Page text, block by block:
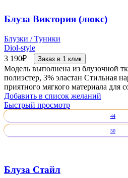
Блуза Виктория (люкс)
Блузки / Туники
Diol-style
3 190₽ Заказ в 1 клик
Модель выполнена из блузочной
полиэстер, 3% эластан Стильная
приятного мягкого материала для
Добавить в список желаний
Быстрый просмотр
44
50
Блуза Стайл